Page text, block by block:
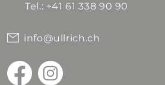
Tel.: +41 61 338 90 90
info@ullrich.ch